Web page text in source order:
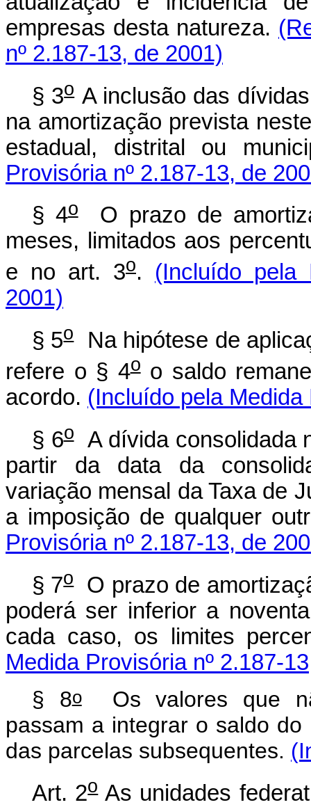
empresas desta natureza.
nº 2.187-13, de 2001)
§ 3oA inclusão das
na amortização prevista
estadual, distrital ou
Provisória nº 2.187-13, de
§ 4oO prazo de
meses, limitados aos
e no art. 3o. (Incluído pela
2001)
§ 5oNa hipótese de
refere o § 4oo saldo
acordo. (Incluído pela
§ 6oA dívida consolidada
partir da data da
variação mensal da Taxa de
a imposição de qualquer
Provisória nº 2.187-13, de
§ 7oO prazo de
poderá ser inferior a
cada caso, os limites
Medida Provisória nº 2.187-
§ 8oOs valores que
passam a integrar o saldo
das parcelas subsequentes.
Art. 2oAs unidades